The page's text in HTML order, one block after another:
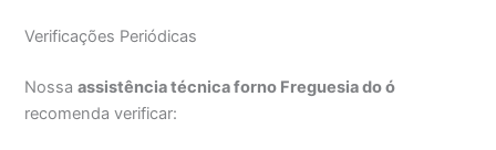
Verificações Periódicas
Nossaassistência técnica forno Freguesia do ó
recomenda verificar: